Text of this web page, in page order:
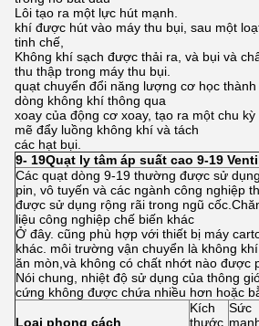
Lôi tạo ra một lực hút mạnh.
khí được hút vào máy thu bụi, sau một
tinh chế,
Không khí sạch được thải ra, và bụi và
thu thập trong máy thu bụi.
quạt chuyển đổi năng lượng cơ học
dòng không khí thông qua
xoay của động cơ xoay, tạo ra một chu
mẽ đẩy luồng không khí và tách
các hạt bụi.
9- 19Quạt ly tâm áp suất cao 9-19
Các quạt dòng 9-19 thường được sử
pin, vô tuyến và các ngành công nghiệp
được sử dụng rộng rãi trong ngũ
liệu công nghiệp chế biến khác
Ở đây. cũng phù hợp với thiết bị máy
khác. môi trường vận chuyển là không
ăn mòn,và không có chất nhớt nào được
Nói chung, nhiệt độ sử dụng của thông
cứng không được chứa nhiều hơn hoặc
Loại phong cách
Kích
thước
Sức